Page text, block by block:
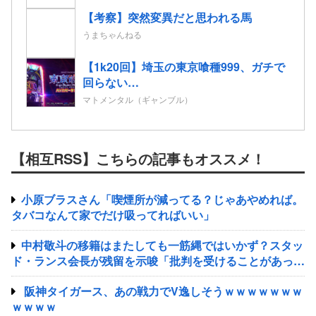
【考察】突然変異だと思われる馬
うまちゃんねる
【1k20回】埼玉の東京喰種999、ガチで
回らない…
マトメンタル（ギャンブル）
【相互RSS】こちらの記事もオススメ！
小原ブラスさん「喫煙所が減ってる？じゃあやめれば。
タバコなんて家でだけ吸ってればいい」
中村敬斗の移籍はまたしても一筋縄ではいかず？スタッ
ド・ランス会長が残留を示唆「批判を受けることがあった
としても」
阪神タイガース、あの戦力でV逸しそうｗｗｗｗｗｗｗ
ｗｗｗｗ